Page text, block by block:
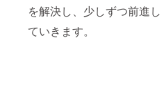
を解決し、少しずつ前進し
ていきます。